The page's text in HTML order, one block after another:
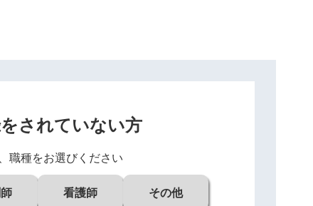
されていない方
職種をお選びください
看護師 その他